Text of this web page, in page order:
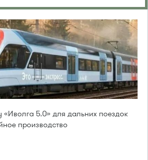
5.0» для дальних поездок
производство